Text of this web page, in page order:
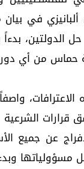
ألبانيزي في
الدولتين،
حماس من أي
الشرعية
عن جميع
وبدء